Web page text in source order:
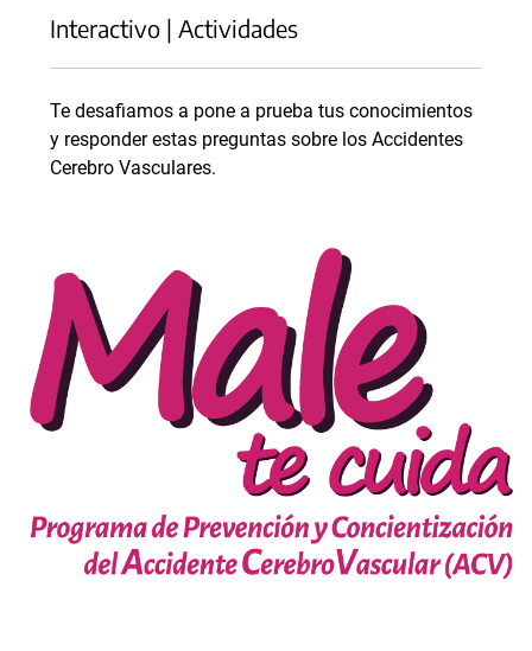
Interactivo | Actividades
Te desafiamos a pone a prueba tus conocimientos
y responder estas preguntas sobre los Accidentes
Cerebro Vasculares.